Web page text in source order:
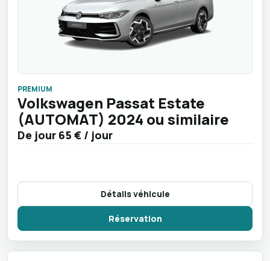
PREMIUM
Volkswagen Passat Estate
(AUTOMAT) 2024 ou similaire
De jour 65 € / jour
Détails véhicule
Réservation